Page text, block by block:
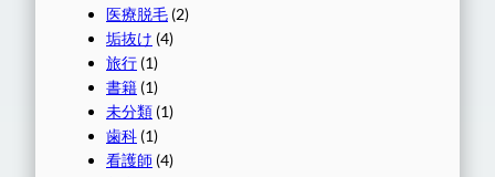
医療脱毛 (2)
垢抜け (4)
旅行 (1)
書籍 (1)
未分類 (1)
歯科 (1)
看護師 (4)